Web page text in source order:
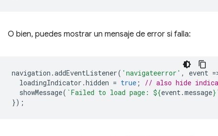
O bien, puedes mostrar un mensaje de error si falla:
navigation .addEventListener( 'navigateerror' , event =
loadingIndicator .hidden = true ;
// also hide
showMessage( `Failed to load page: ${event.message}
});